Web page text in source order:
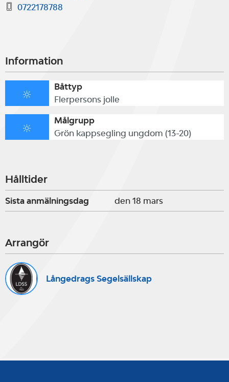
anmälan sker via hemsidan:
uppstartslager-feva-2026/
För deltagare som inte är
medlemar i LDSS finns det ev
har möjlighet att ta med egen, hör
av er i så fall.
0722178788
Information
Båttyp
Flerpersons jolle
Målgrupp
Grön kappsegling ungdom (13-20)
Hålltider
Sista anmälningsdag den 18 mars
Arrangör
Långedrags Segelsällskap